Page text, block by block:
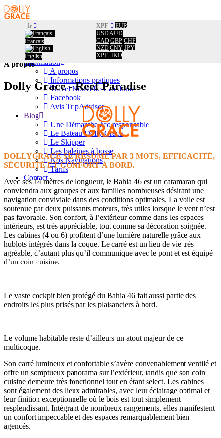
fr
Français
English
XPF
EUR
USDAUD
CAD GBP CHF
NZD CNY JPY
XPF HKD
Accueil
Réservation
Calendrier
Information
A propos
Informations pratiques
Travel Nouvelle-Calédonie
Facebook
Avis TripAdvisor
Blog
Une Démarche éco responsable
Le Bateau Dolly Grace
Le Skipper
Les baleines à bosse
Nos Navigations
Tarifs
Contact
Accueil/
A propos
A propos
Dolly Grace - Reef Paradise
DOLLYGRACE SE RÉSUME PAR 3 MOTS, EFFICACITÉ,
SÉCURITÉ ET CONFORT À BORD.
Avec ses 14 mètres de longueur, le Bahia 46 est un catamaran qui
conviendra aux groupes et aux familles nombreuses désirant une
navigation conviviale dans des conditions optimales. La voile est
soutenue par deux puissants moteurs, très utiles lorsque le vent n’est
pas favorable. Son confort, à l’extérieur comme dans les espaces
intérieurs, est très appréciable, tout comme sa décoration soignée.
Les cabines (4 ou 6) profitent d’une lumière naturelle grâce aux
hublots intégrés dans la coque. Le carré est un lieu de vie très
agréable, d’autant plus qu’il communique avec le pont et est équipé
d’un coin-cuisine.
Le vaste cockpit bien protégé du Bahia 46 fait aussi partie des
endroits les plus prisés par les plaisanciers à bord.
Le volume habitable reste d’ailleurs un atout majeur de ce
multicoque.
Son carré lumineux et confortable s’avère convenablement ventilé et
offre un somptueux panorama sur l’extérieur, tandis que son coin
cuisine demeure très fonctionnel tout en étant select. Les cabines
sont également des lieux admirables, avec leur éclairage optimal et
leur finition exceptionnelle où le bois est tout simplement
resplendissant. Intégrant de nombreux rangements, elles manifestent
un confort impeccable et des espaces remarquablement bien
agencés.